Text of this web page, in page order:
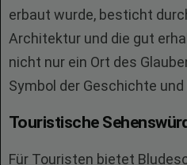
erbaut wurde, besticht
Architektur und die gut
nicht nur ein Ort des
Symbol der Geschichte
Touristische
Für Touristen bietet